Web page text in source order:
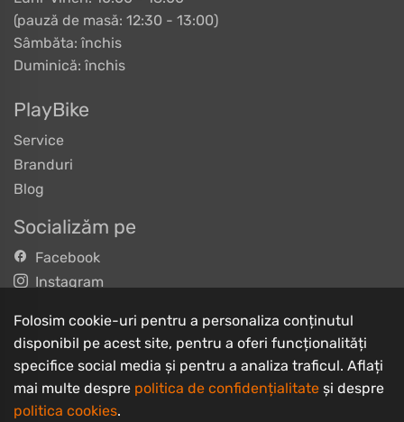
(pauză de masă: 12:30 - 13:00)
Sâmbăta: închis
Duminică: închis
PlayBike
Service
Branduri
Blog
Socializăm pe
Facebook
Instagram
YouTube
Informații clienți
Contact
Folosim cookie-uri pentru a personaliza conținutul
disponibil pe acest site, pentru a oferi funcționalități
specifice social media și pentru a analiza traficul. Aflați
mai multe despre politica de confidențialitate și despre
politica cookies.